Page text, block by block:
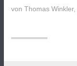
von Thomas Winkler,